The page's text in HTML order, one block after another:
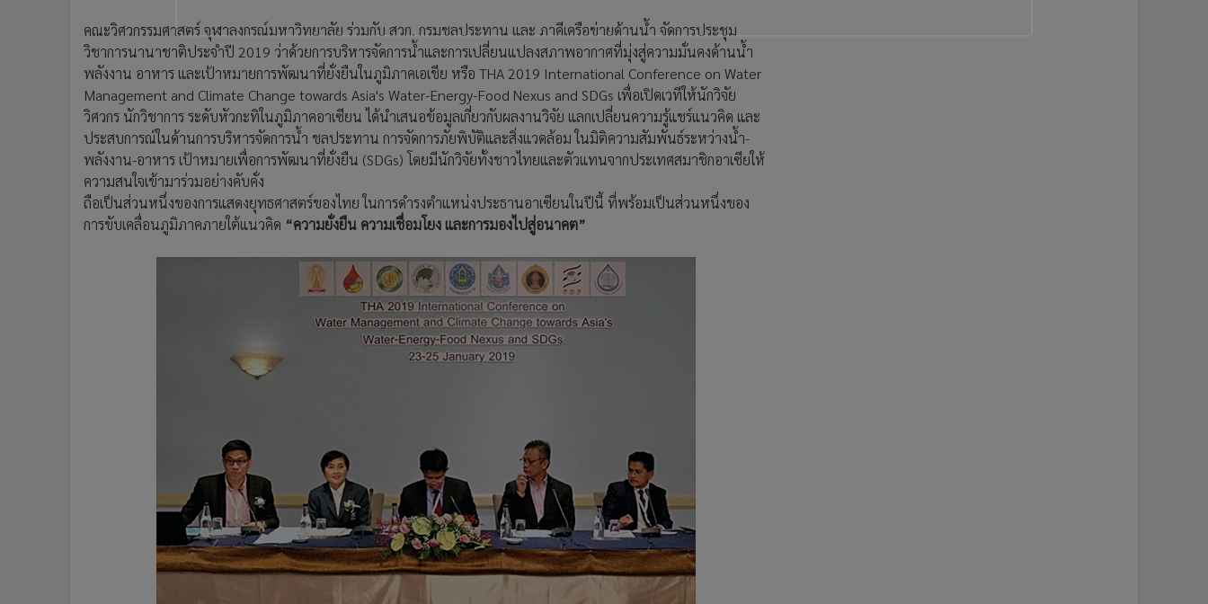
คณะวิศวกรรมศาสตร์ จุฬาลงกรณ์มหาวิทยาลัย ร่วมกับ สวก. กรมชลประทาน และ ภาคีเครือข่ายด้านน้ำ จัดการประชุม
วิชาการนานาชาติประจำปี 2019 ว่าด้วยการบริหารจัดการน้ำและการเปลี่ยนแปลงสภาพอากาศที่มุ่งสู่ความมั่นคงด้านน้ำ
พลังงาน อาหาร และเป้าหมายการพัฒนาที่ยั่งยืนในภูมิภาคเอเชีย หรือ THA 2019 International Conference on Water
Management and Climate Change towards Asia's Water-Energy-Food Nexus and SDGs เพื่อเปิดเวทีให้นักวิจัย
วิศวกร นักวิชาการ ระดับหัวกะทิในภูมิภาคอาเซียน ได้นำเสนอข้อมูลเกี่ยวกับผลงานวิจัย แลกเปลี่ยนความรู้แชร์แนวคิด และ
ประสบการณ์ในด้านการบริหารจัดการน้ำ ชลประทาน การจัดการภัยพิบัติและสิ่งแวดล้อม ในมิติความสัมพันธ์ระหว่างน้ำ-
พลังงาน-อาหาร เป้าหมายเพื่อการพัฒนาที่ยั่งยืน (SDGs) โดยมีนักวิจัยทั้งชาวไทยและตัวแทนจากประเทศสมาชิกอาเซียให้
ความสนใจเข้ามาร่วมอย่างคับคั่ง
ถือเป็นส่วนหนึ่งของการแสดงยุทธศาสตร์ของไทย ในการดำรงตำแหน่งประธานอาเซียนในปีนี้ ที่พร้อมเป็นส่วนหนึ่งของ
การขับเคลื่อนภูมิภาคภายใต้แนวคิด “ความยั่งยืน ความเชื่อมโยง และการมองไปสู่อนาคต”